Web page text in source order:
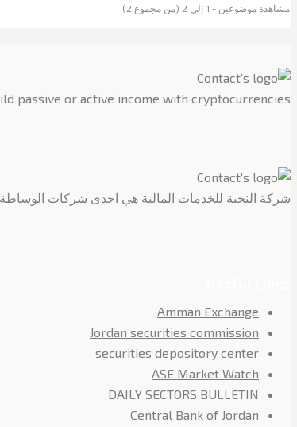
مشاهدة موضوعين - 1 إلى 2 (من مجموع 2)
passive or active income with cryptocurrencies.
شركة النخبة للخدمات المالية هي احدى شركات
Amman Exchange
Jordan securities commission
securities depository center
ASE Market Watch
DAILY SECTORS BULLETIN
Central Bank of Jordan